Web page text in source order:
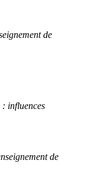
de
: influences
de